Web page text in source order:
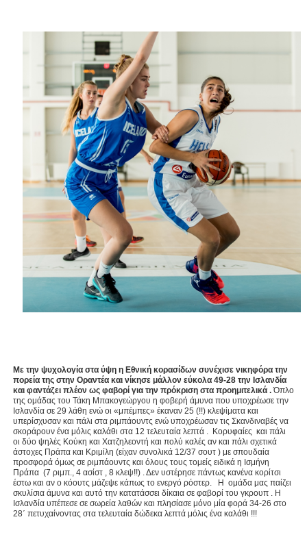
Ο δρόμος για τον 29ο τελικό κυπέλλου ανδρών ΕΣΚΑΝΑ
U21: Τεράστια πρόκριση για τον Πανελευσινιακό στον
Γ΄ανδρών play offs : "Σκληρό" καρύδι η Φιλία Περάματος
Play off B εφήβων Β φάση Στο f4 ΑΕ Ρέντη, Πέρα , Ερμής
Με την ψυχολογία στα ύψη η Εθνική κορασίδων συνέχισε νικηφόρα την
πορεία της στην Οραντέα και νίκησε μάλλον εύκολα 49-28 την Ισλανδία
και φαντάζει πλέον ως φαβορί για την πρόκριση στα προημιτελικά .Όπλο
της ομάδας του Τάκη Μπακογεώργου η φοβερή άμυνα που υποχρέωσε την
Ισλανδία σε 29 λάθη ενώ οι «μπέμπες» έκαναν 25 (!!) κλεψίματα και
υπερίσχυσαν και πάλι στα ριμπάουντς ενώ υποχρέωσαν τις Σκανδιναβές να
σκοράρουν ένα μόλις καλάθι στα 12 τελευταία λεπτά . Κορυφαίες και πάλι
οι δύο ψηλές Κούκη και Χατζηλεοντή και πολύ καλές αν και πάλι σχετικά
άστοχες Πράπα και Κριμίλη (είχαν συνολικά 12/37 σουτ ) με σπουδαία
προσφορά όμως σε ριμπάουντς και όλους τους τομείς ειδικά η Ισμήνη
Πράπα (7 ριμπ., 4 ασίστ , 8 κλεψ!!) . Δεν υστέρησε πάντως κανένα κορίτσι
έστω και αν ο κόουτς μάζεψε κάπως το ενεργό ρόστερ. Η ομάδα μας παίζει
σκυλίσια άμυνα και αυτό την κατατάσσει δίκαια σε φαβορί του γκρουπ . Η
Ισλανδία υπέπεσε σε σωρεία λαθών και πλησίασε μόνο μία φορά 34-26 στο
28΄ πετυχαίνοντας στα τελευταία δώδεκα λεπτά μόλις ένα καλάθι !!!